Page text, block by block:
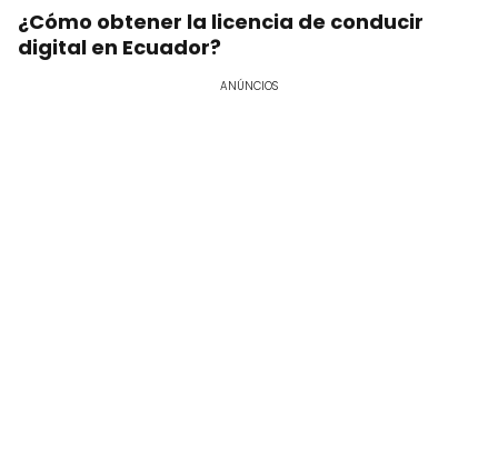
¿Cómo obtener la licencia de conducir
digital en Ecuador?
ANÚNCIOS